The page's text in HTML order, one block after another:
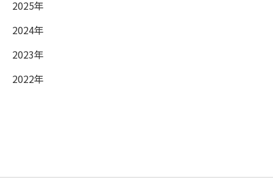
2025年
2024年
2023年
2022年